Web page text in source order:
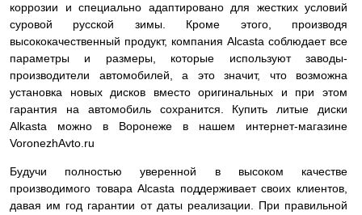
коррозии и специально адаптировано для жестких условий
суровой русской зимы. Кроме этого, производя
высококачественный продукт, компания Alcasta соблюдает все
параметры и размеры, которые используют заводы-
производители автомобилей, а это значит, что возможна
установка новых дисков вместо оригинальных и при этом
гарантия на автомобиль сохранится. Купить литые диски
Alkasta можно в Воронеже в нашем интернет-магазине
VoronezhAvto.ru
Будучи полностью уверенной в высоком качестве
производимого товара Alcasta поддерживает своих клиентов,
давая им год гарантии от даты реализации. При правильной